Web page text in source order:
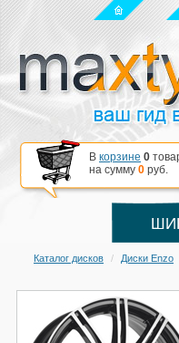
В корзине 0
на сумму 0 руб.
Каталог дисков Диски Enzo